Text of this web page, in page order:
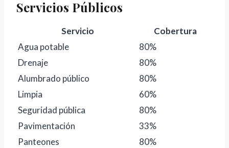
Servicios Públicos
Servicio
Cobertura
Agua potable
80%
Drenaje
80%
Alumbrado público
80%
Limpia
60%
Seguridad pública
80%
Pavimentación
33%
Panteones
80%